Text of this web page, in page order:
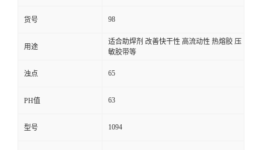
货号 98
用途
适合助焊剂 改善快干性 高流动性 热熔胶 压
敏胶带等
浊点 65
PH值 63
型号 1094